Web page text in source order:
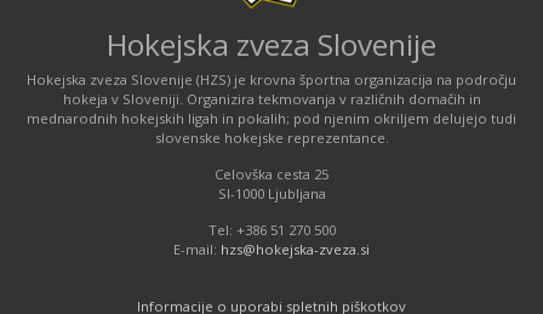
Hokejska zveza Slovenije
Hokejska zveza Slovenije (HZS) je krovna športna organizacija na področju
hokeja v Sloveniji. Organizira tekmovanja v različnih domačih in
mednarodnih hokejskih ligah in pokalih; pod njenim okriljem delujejo tudi
slovenske hokejske reprezentance.
Celovška cesta 25
SI-1000 Ljubljana
Tel: +386 51 270 500
E-mail: hzs@hokejska-zveza.si
Informacije o uporabi spletnih piškotkov